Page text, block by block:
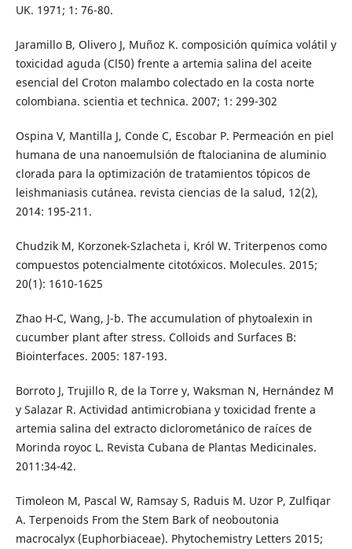
UK. 1971; 1: 76-80.
Jaramillo B, Olivero J, Muñoz K. composición química volátil y
toxicidad aguda (Cl50) frente a artemia salina del aceite
esencial del Croton malambo colectado en la costa norte
colombiana. scientia et technica. 2007; 1: 299-302
Ospina V, Mantilla J, Conde C, Escobar P. Permeación en piel
humana de una nanoemulsión de ftalocianina de aluminio
clorada para la optimización de tratamientos tópicos de
leishmaniasis cutánea. revista ciencias de la salud, 12(2),
2014: 195-211.
Chudzik M, Korzonek-Szlacheta i, Król W. Triterpenos como
compuestos potencialmente citotóxicos. Molecules. 2015;
20(1): 1610-1625
Zhao H-C, Wang, J-b. The accumulation of phytoalexin in
cucumber plant after stress. Colloids and Surfaces B:
Biointerfaces. 2005: 187-193.
Borroto J, Trujillo R, de la Torre y, Waksman N, Hernández M
y Salazar R. Actividad antimicrobiana y toxicidad frente a
artemia salina del extracto diclorometánico de raíces de
Morinda royoc L. Revista Cubana de Plantas Medicinales.
2011:34-42.
Timoleon M, Pascal W, Ramsay S, Raduis M. Uzor P, Zulfiqar
A. Terpenoids From the Stem Bark of neoboutonia
macrocalyx (Euphorbiaceae). Phytochemistry Letters 2015;